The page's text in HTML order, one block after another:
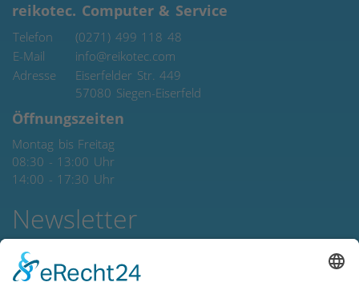
reikotec. Computer & Service
Telefon
(0271) 499 118 48
E-Mail
info@reikotec.com
Adresse
Eiserfelder Str. 449
57080 Siegen-Eiserfeld
Öffnungszeiten
Montag bis Freitag
08:30 - 13:00 Uhr
14:00 - 17:30 Uhr
Newsletter
Newsletter abonieren!